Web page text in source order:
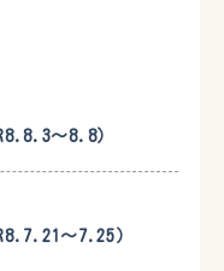
〜8.8）
〜7.25）